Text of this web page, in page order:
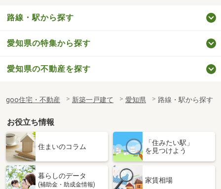
路線・駅から探す
愛知県の特集から探す
愛知県の不動産を探す
goo住宅・不動産 新築一戸建て 愛知県 路線・駅から探す
お役立ち情報
住まいのコラム
「住みたい駅」
を見つけよう
暮らしのデータ
(補助金・助成金情報)
家賃相場